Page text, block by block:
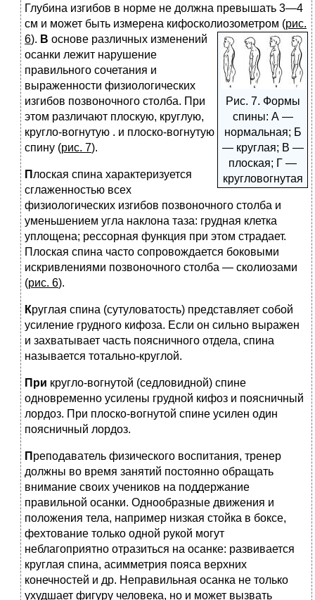
Глубина изгибов в норме не должна превышать 3—4
см и может быть измерена кифосколиозометром (рис.
6).
Рис. 7. Формы
спины: А —
нормальная; Б
— круглая; В —
плоская; Г —
кругловогнутая
В основе различных изменений
осанки лежит нарушение
правильного сочетания и
выраженности физиологических
изгибов позвоночного столба. При
этом различают плоскую, круглую,
кругло-вогнутую . и плоско-вогнутую
спину (рис. 7).
П лоская спина характеризуется
сглаженностью всех
физиологических изгибов позвоночного столба и
уменьшением угла наклона таза: грудная клетка
уплощена; рессорная функция при этом страдает.
Плоская спина часто сопровождается боковыми
искривлениями позвоночного столба — сколиозами
(рис. 6).
Круглая спина (сутуловатость) представляет собой
усиление грудного кифоза. Если он сильно выражен
и захватывает часть поясничного отдела, спина
называется тотально-круглой.
При кругло-вогнутой (седловидной) спине
одновременно усилены грудной кифоз и поясничный
лордоз. При плоско-вогнутой спине усилен один
поясничный лордоз.
П реподаватель физического воспитания, тренер
должны во время занятий постоянно обращать
внимание своих учеников на поддержание
правильной осанки. Однообразные движения и
положения тела, например низкая стойка в боксе,
фехтование только одной рукой могут
неблагоприятно отразиться на осанке: развивается
круглая спина, асимметрия пояса верхних
конечностей и др. Неправильная осанка не только
ухудшает фигуру человека, но и может вызвать